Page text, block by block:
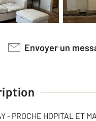
Envoyer un
- PROCHE HOPITAL ET